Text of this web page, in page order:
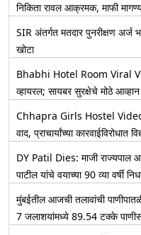
निकिता रावल आक्रमक, माफी
SIR अंतर्गत मतदार पुनरीक्षण अर्ज
खोटा
Bhabhi Hotel Room Viral
व्हायरल; सायबर सुरक्षेचे मोठे आव्हान
Chhapra Girls Hostel Video:
वाद, प्राचार्यांच्या कारवाईविरोधात
DY Patil Dies: माजी राज्यपाल
पाटील यांचे वयाच्या 90 व्या वर्षी
मुंबईतील आजची तलावांची
7 जलाशयांमध्ये 89.54 टक्के